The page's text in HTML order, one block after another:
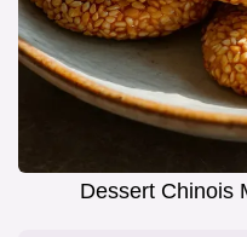
Dessert Chinois